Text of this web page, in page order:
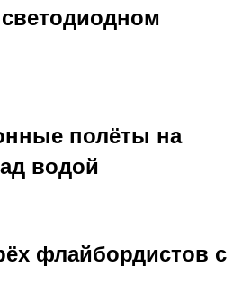
полёты на
водой
флайбордистов с